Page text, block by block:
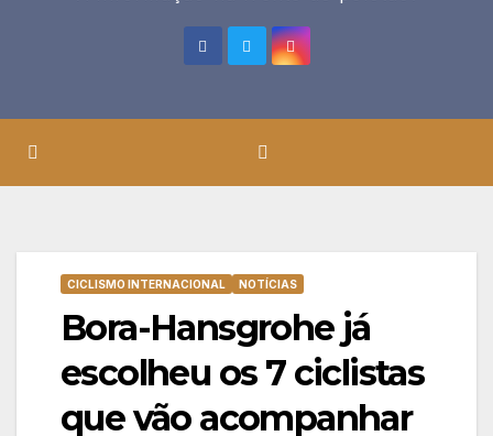
CICLISMO INTERNACIONAL NOTÍCIAS
Bora-Hansgrohe já
escolheu os 7 ciclistas
que vão acompanhar